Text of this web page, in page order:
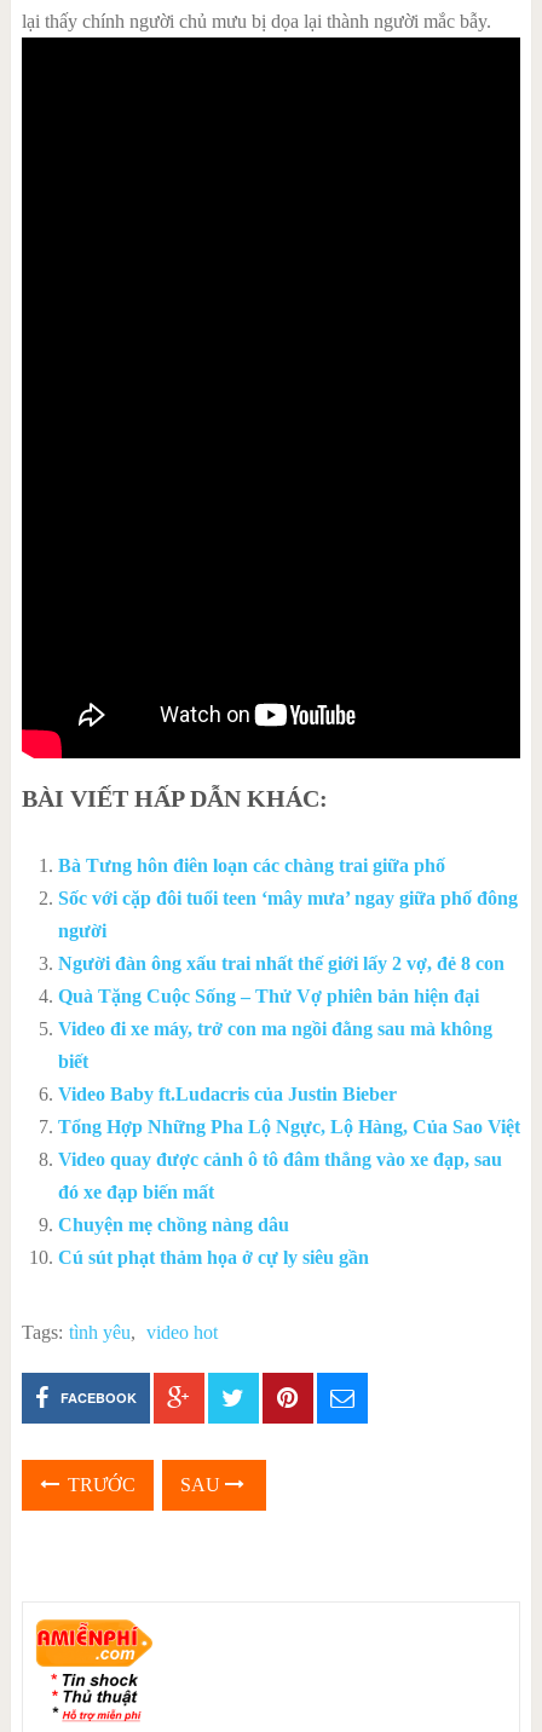
lại thấy chính người chủ mưu bị dọa lại thành người mắc bẫy.
BÀI VIẾT HẤP DẪN KHÁC:
Bà Tưng hôn điên loạn các chàng trai giữa phố
Sốc với cặp đôi tuổi teen ‘mây mưa’ ngay giữa phố đông
người
Người đàn ông xấu trai nhất thế giới lấy 2 vợ, đẻ 8 con
Quà Tặng Cuộc Sống – Thử Vợ phiên bản hiện đại
Video đi xe máy, trở con ma ngồi đằng sau mà không
biết
Video Baby ft.Ludacris của Justin Bieber
Tổng Hợp Những Pha Lộ Ngực, Lộ Hàng, Của Sao Việt
Video quay được cảnh ô tô đâm thẳng vào xe đạp, sau
đó xe đạp biến mất
Chuyện mẹ chồng nàng dâu
Cú sút phạt thảm họa ở cự ly siêu gần
Tags: tình yêu, video hot
FACEBOOK
TRƯỚC SAU